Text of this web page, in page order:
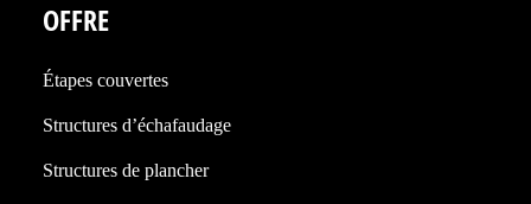
OFFRE
Étapes couvertes
Structures d’échafaudage
Structures de plancher